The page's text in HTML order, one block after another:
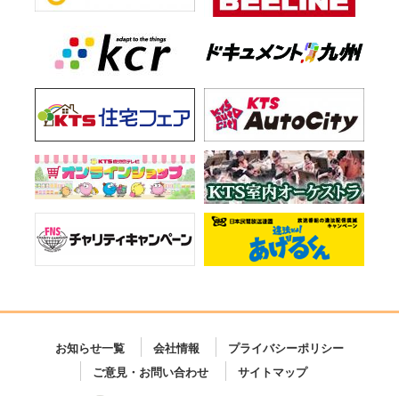
お知らせ一覧 会社情報
プライバシーポリシー
ご意見・お問い合わせ
サイトマップ